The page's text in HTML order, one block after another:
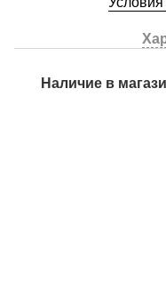
Наличие в